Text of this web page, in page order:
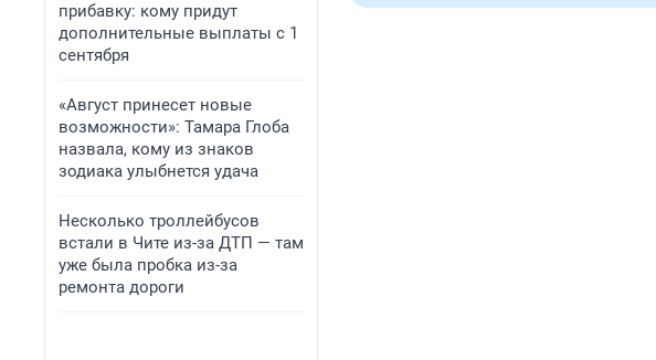
прибавку: кому придут
дополнительные выплаты с 1
сентября
«Август принесет новые
возможности»: Тамара Глоба
назвала, кому из знаков
зодиака улыбнется удача
Несколько троллейбусов
встали в Чите из-за ДТП — там
уже была пробка из-за
ремонта дороги